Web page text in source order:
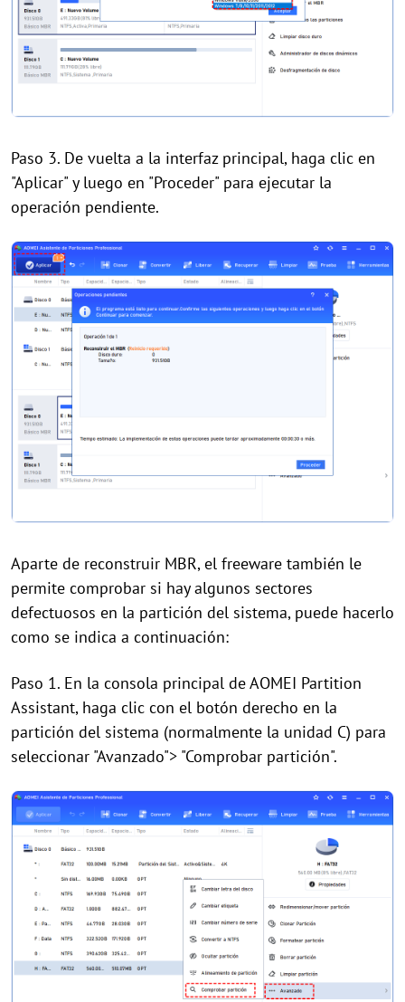
Paso 3. De vuelta a la interfaz principal, haga clic en
"Aplicar" y luego en "Proceder" para ejecutar la
operación pendiente.
Aparte de reconstruir MBR, el freeware también le
permite comprobar si hay algunos sectores
defectuosos en la partición del sistema, puede hacerlo
como se indica a continuación:
Paso 1. En la consola principal de AOMEI Partition
Assistant, haga clic con el botón derecho en la
partición del sistema (normalmente la unidad C) para
seleccionar "Avanzado"> "Comprobar partición".